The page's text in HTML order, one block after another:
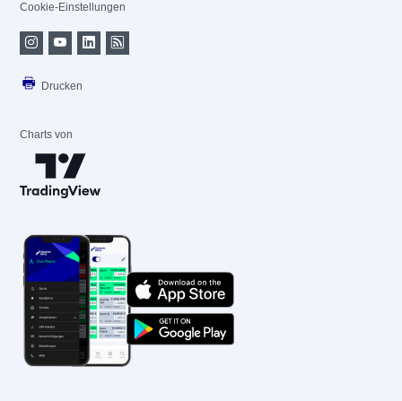
Cookie-Einstellungen
Drucken
Charts von